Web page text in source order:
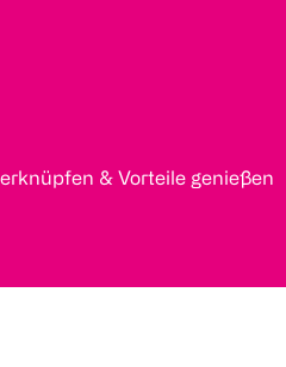
& Vorteile genießen